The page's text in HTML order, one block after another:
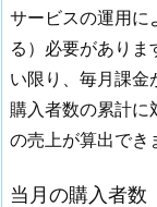
サービスの運用に
る）必要があり
い限り、毎月課金
購入者数の累計に
の売上が算出でき
当月の購入者